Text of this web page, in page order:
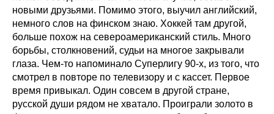
новыми друзьями. Помимо этого, выучил английский,
немного слов на финском знаю. Хоккей там другой,
больше похож на североамериканский стиль. Много
борьбы, столкновений, судьи на многое закрывали
глаза. Чем-то напоминало Суперлигу 90-х, из того, что
смотрел в повторе по телевизору и с кассет. Первое
время привыкал. Один совсем в другой стране,
русской души рядом не хватало. Проиграли золото в